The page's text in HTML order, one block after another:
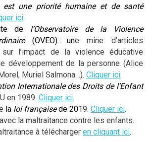
une priorité humaine et de santé
ici.
de l’Observatoire de la Violence
(OVEO): une mine d’articles
sur l’impact de la violence éducative
développement de la personne (Alice
Muriel Salmona…). Cliquer ici.
Internationale des Droits de l’Enfant
en 1989. Cliquer ici.
la loi françaisede 2019. Cliquer ici.
la maltraitance contre les enfants.
à télécharger en cliquant ici.